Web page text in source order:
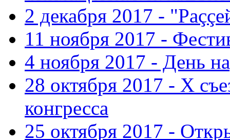
2 декабря 2017 -
11 ноября 2017 -
4 ноября 2017 - День
28 октября 2017 - Х
конгресса
25 октября 2017 -